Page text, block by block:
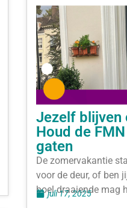
Jezelf blijven
Houd de
gaten
De zomervakantie
voor de deur, of ben
boel draaiende mag
juli 17, 2025